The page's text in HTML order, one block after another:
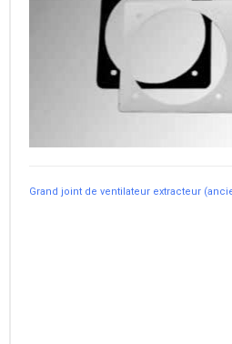
Grand joint de ventilateur extracteur